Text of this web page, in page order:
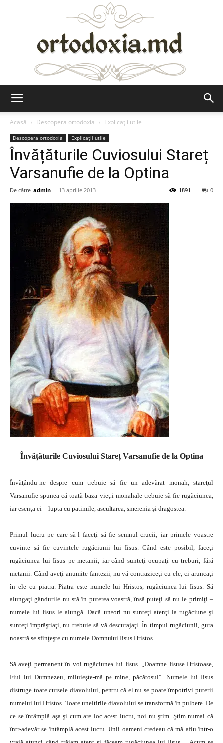
Acasă
Descopera ortodoxia Explicații utile
Descopera ortodoxia Explicații utile
Învățăturile Cuviosului Stareț
Varsanufie de la Optina
De către admin - 13 aprilie 2013 0
1891
Învățăturile Cuviosului Stareț Varsanufie de la Optina
Învăţându-ne despre cum trebuie să fie un adevărat monah, stareţul
Varsanufie spunea că toată baza vieţii monahale trebuie să fie rugăciunea,
iar esenţa ei – lupta cu patimile, ascultarea, smerenia şi dragostea.
Primul lucru pe care să-l faceţi să fie semnul crucii; iar primele voastre
cuvinte să fie cuvintele rugăciunii lui Iisus. Când este posibil, faceţi
rugăciunea lui Iisus pe metanii, iar când sunteţi ocupaţi cu treburi, fără
metanii. Când aveţi anumite fantezii, nu vă contraziceţi cu ele, ci aruncaţi
în ele cu piatra. Piatra este numele lui Hristos, rugăciunea lui Iisus. Să
alungaţi gândurile nu stă în puterea voastră, însă puteţi să nu le primiţi –
numele lui Iisus le alungă. Dacă uneori nu sunteţi atenţi la rugăciune şi
sunteţi împrăştiaţi, nu trebuie să vă descurajaţi. În timpul rugăciunii, gura
noastră se sfinţeşte cu numele Domnului Iisus Hristos.
Să aveţi permanent în voi rugăciunea lui Iisus. „Doamne Iisuse Hristoase,
Fiul lui Dumnezeu, miluieşte-mă pe mine, păcătosul“. Numele lui Iisus
distruge toate cursele diavolului, pentru că el nu se poate împotrivi puterii
numelui lui Hristos. Toate uneltirile diavolului se transformă în pulbere. De
ce se întâmplă aşa şi cum are loc acest lucru, noi nu ştim. Ştim numai că
într-adevăr se întâmplă acest lucru. Unii oameni credeau că mă aflu într-o